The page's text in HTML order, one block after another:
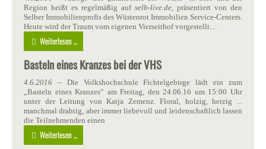
Region heißt es regelmäßig auf selb-live.de , präsentiert von den
Selber Immobilienprofis des Wüstenrot Immobilien Service-Centers.
Heute wird der Traum vom eigenen Vierseithof vorgestellt…
Weiterlesen ...
Basteln eines Kranzes bei der VHS
4.6.2016 – Die Volkshochschule Fichtelgebirge lädt ein zum
„Basteln eines Kranzes“ am Freitag, den 24.06.16 um 15:00 Uhr
unter der Leitung von Katja Zemenz. Floral, holzig, herzig ...
manchmal drahtig, aber immer liebevoll und leidenschaftlich lassen
die Teilnehmenden einen
Weiterlesen ...